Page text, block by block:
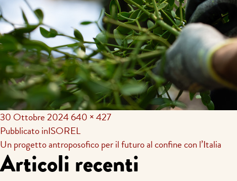
30 Ottobre 2024640 × 427
Navigazione
articoli
Pubblicato inISOREL
Un progetto antroposofico per il futuro al confine con l’Italia
Articoli recenti